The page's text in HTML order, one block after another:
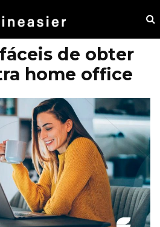
de obter
home office